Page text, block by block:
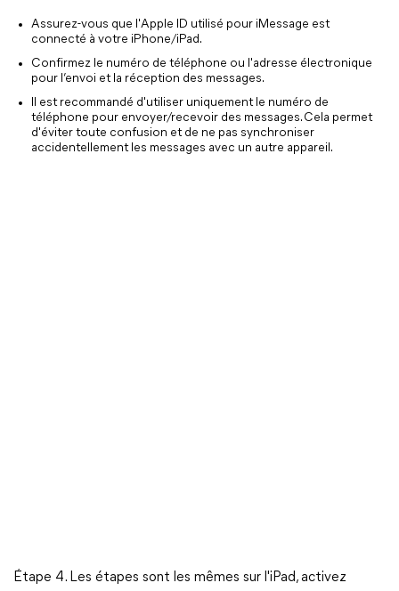
Assurez-vous que l'Apple ID utilisé pour iMessage est
connecté à votre iPhone/iPad.
Confirmez le numéro de téléphone ou l'adresse électronique
pour l’envoi et la réception des messages.
Il est recommandé d'utiliser uniquement le numéro de
téléphone pour envoyer/recevoir des messages. Cela permet
d'éviter toute confusion et de ne pas synchroniser
accidentellement les messages avec un autre appareil.
Étape 4. Les étapes sont les mêmes sur l'iPad, activez